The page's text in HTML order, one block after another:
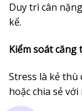
Duy trì cân
kể.
Kiểm soát căng
Stress là kẻ thù
hoặc chia sẻ